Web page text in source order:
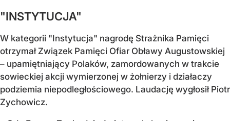
"INSTYTUCJA"
W kategorii "Instytucja" nagrodę Strażnika Pamięci
otrzymał Związek Pamięci Ofiar Obławy Augustowskiej
– upamiętniający Polaków, zamordowanych w trakcie
sowieckiej akcji wymierzonej w żołnierzy i działaczy
podziemia niepodległościowego. Laudację wygłosił Piotr
Zychowicz.